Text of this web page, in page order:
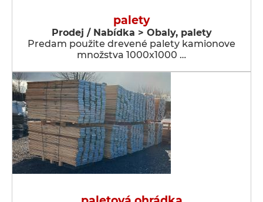
palety
Prodej / Nabídka > Obaly, palety
Predam použite drevené palety kamionove
množstva 1000x1000 …